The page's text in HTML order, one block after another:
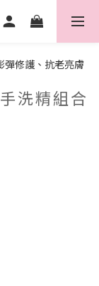
洗精組合